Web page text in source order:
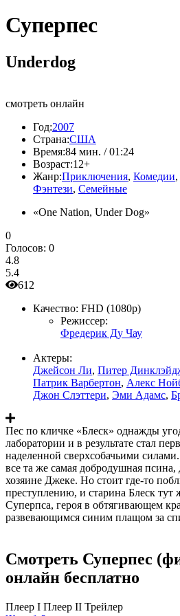
Суперпес
Underdog
смотреть онлайн
Год:2007
Страна:США
Время:84 мин. / 01:24
Возраст:12+
Жанр:Приключения, Комедии,
Фэнтези, Семейные
«One Nation, Under Dog»
0
Голосов: 0
4.8
5.4
612
Качество: FHD (1080p)
Режиссер:
Фредерик Ду Чау
Актеры:
Джейсон Ли, Питер
Патрик Варбертон, Алекс
Джон Слэттери, Эми Адамс,
Пес по кличке «Блеск» однажды
лаборатории и в результате стал
наделенной сверхсобачьими
все та же самая добродушная
хозяине Джеке. Но стоит где-то
преступлению, и старина Блеск тут
Суперпса, героя в обтягивающем
развевающимся синим плащом за
Смотреть Суперпес
онлайн бесплатно
Плеер I Плеер II Трейлер